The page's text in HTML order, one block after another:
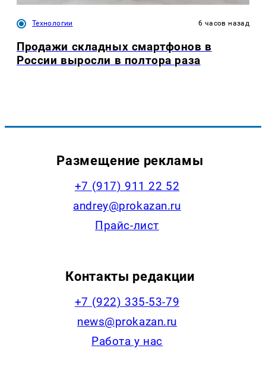
Технологии 6 часов назад
Продажи складных смартфонов в
России выросли в полтора раза
Размещение рекламы
+7 (917) 911 22 52
andrey@prokazan.ru
Прайс-лист
Контакты редакции
+7 (922) 335-53-79
news@prokazan.ru
Работа у нас